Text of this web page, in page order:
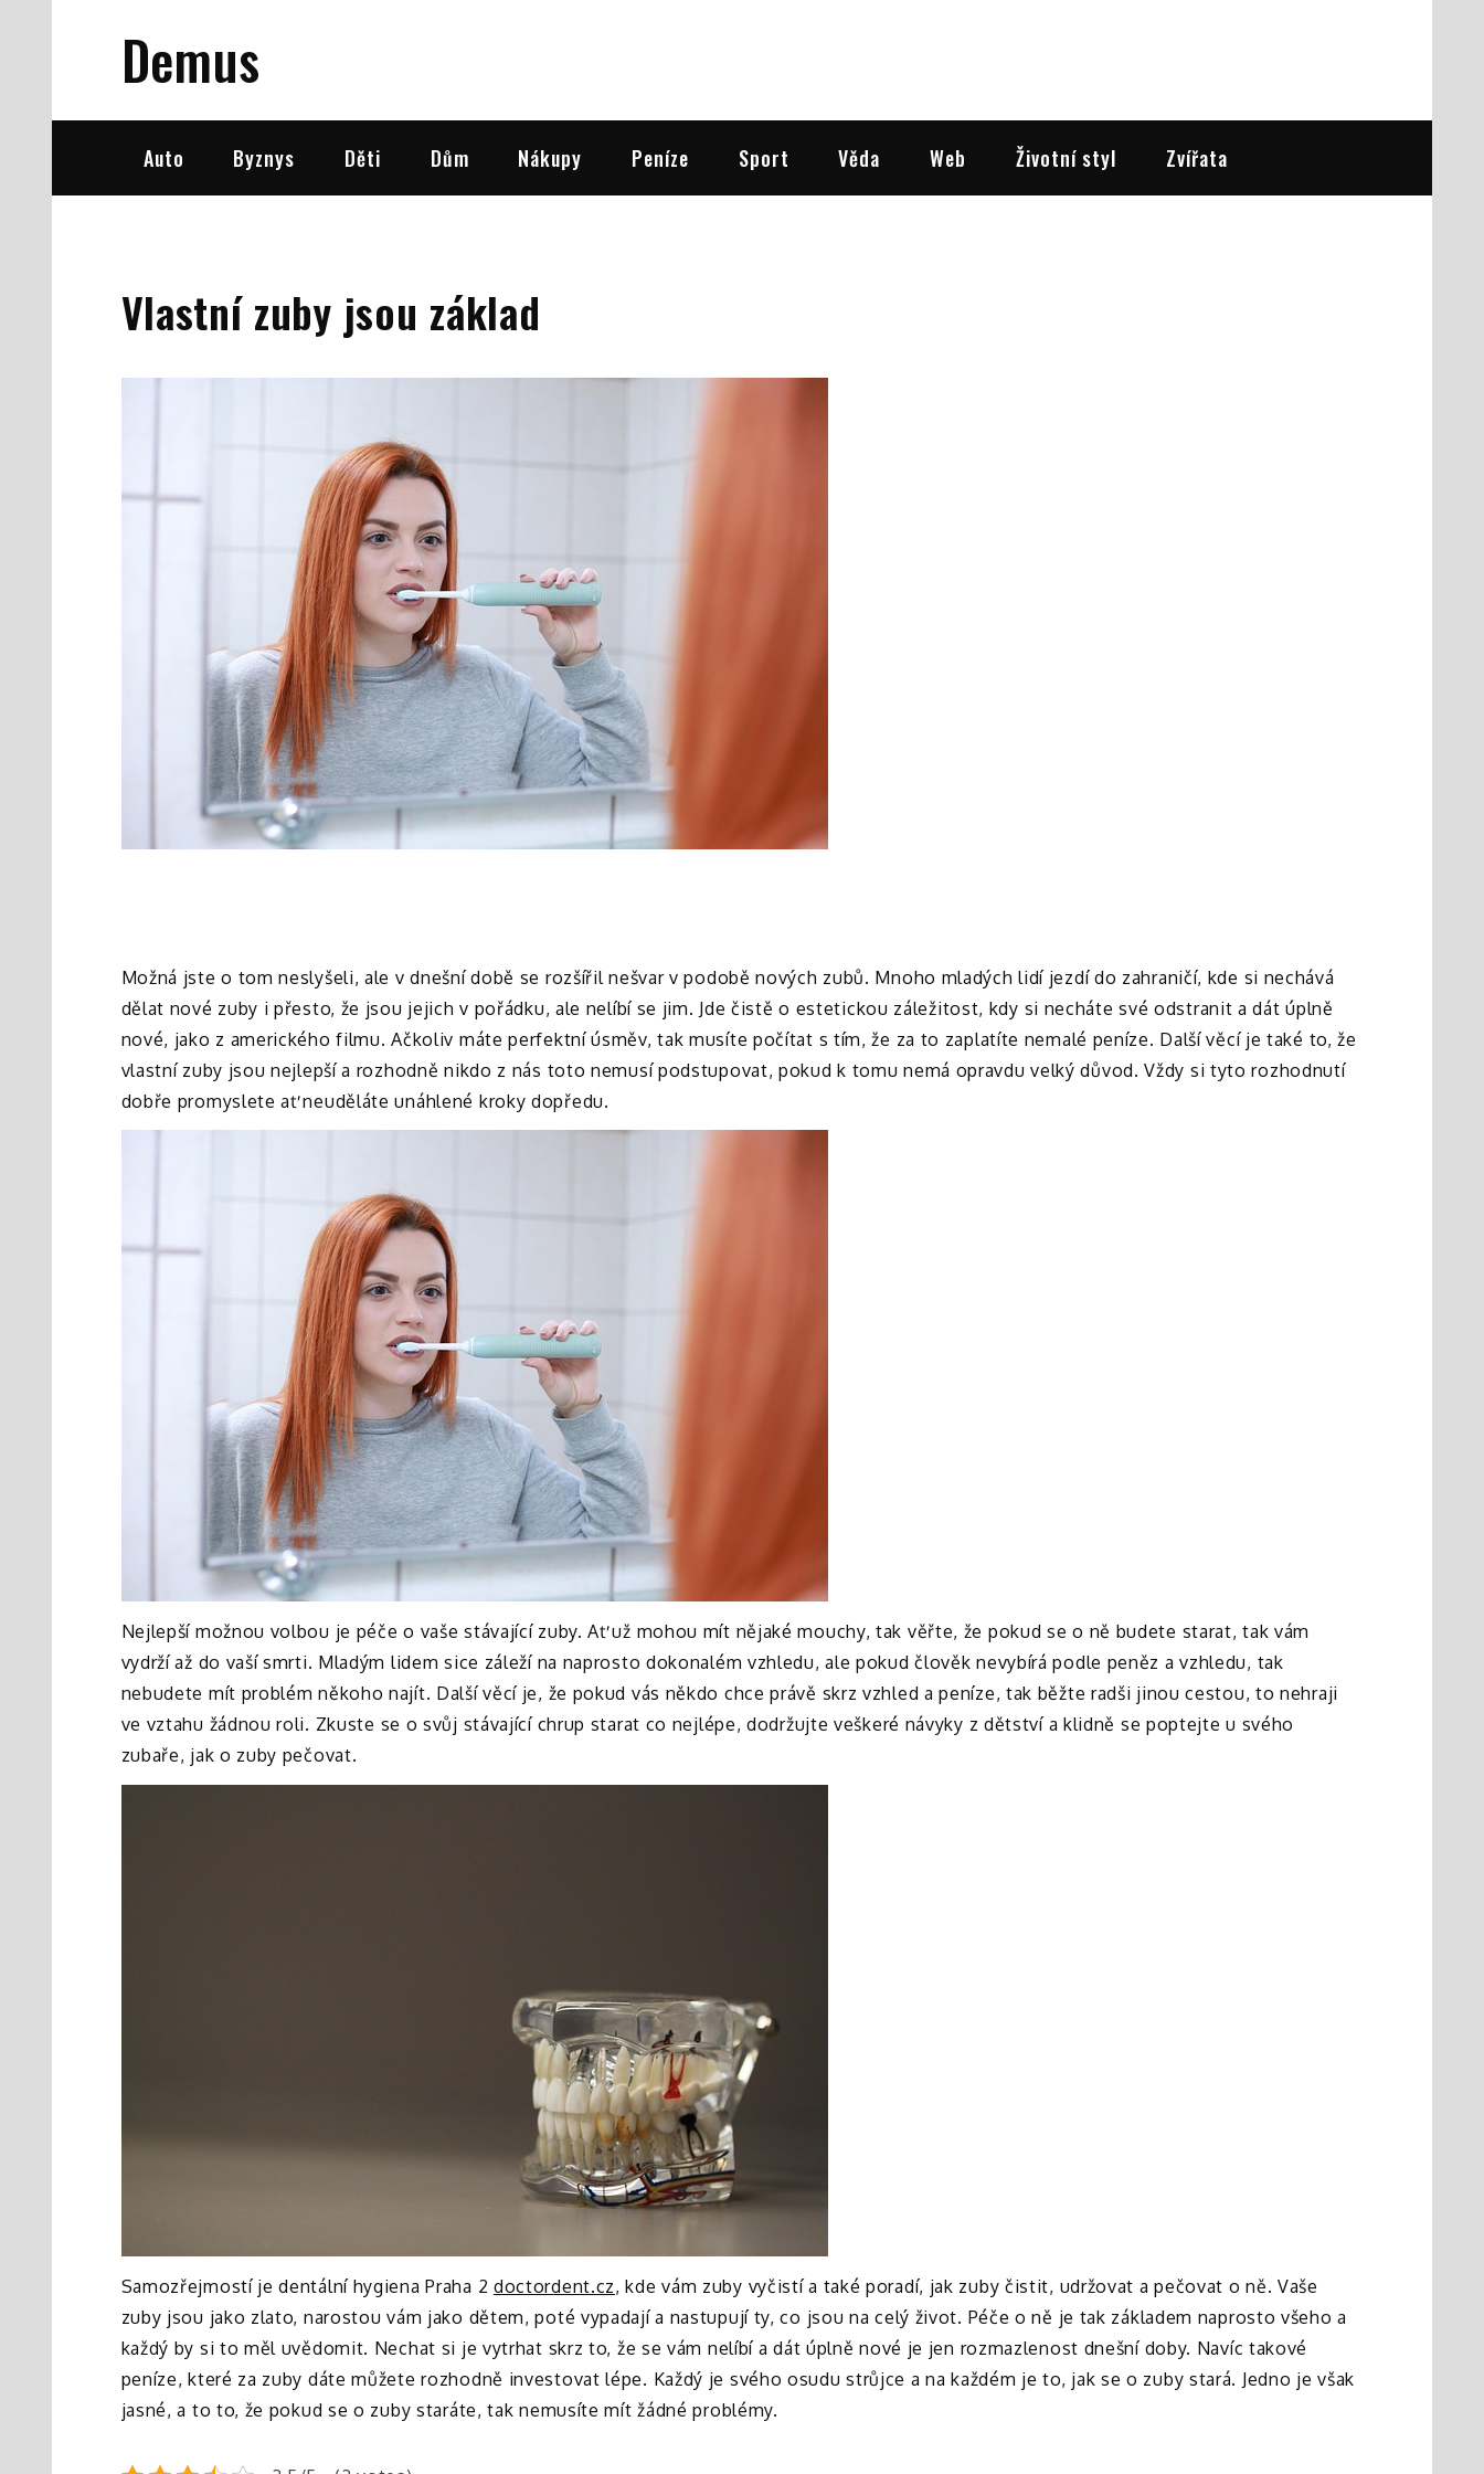
Demus
Auto Byznys Děti Dům Nákupy Peníze Sport Věda Web Životní styl Zvířata
Vlastní zuby jsou základ
Možná jste o tom neslyšeli, ale v dnešní době se rozšířil nešvar v podobě nových zubů. Mnoho mladých lidí jezdí do zahraničí, kde si nechává
dělat nové zuby i přesto, že jsou jejich v pořádku, ale nelíbí se jim. Jde čistě o estetickou záležitost, kdy si necháte své odstranit a dát úplně
nové, jako z amerického filmu. Ačkoliv máte perfektní úsměv, tak musíte počítat s tím, že za to zaplatíte nemalé peníze. Další věcí je také to, že
vlastní zuby jsou nejlepší a rozhodně nikdo z nás toto nemusí podstupovat, pokud k tomu nemá opravdu velký důvod. Vždy si tyto rozhodnutí
dobře promyslete ať neuděláte unáhlené kroky dopředu.
Nejlepší možnou volbou je péče o vaše stávající zuby. Ať už mohou mít nějaké mouchy, tak věřte, že pokud se o ně budete starat, tak vám
vydrží až do vaší smrti. Mladým lidem sice záleží na naprosto dokonalém vzhledu, ale pokud člověk nevybírá podle peněz a vzhledu, tak
nebudete mít problém někoho najít. Další věcí je, že pokud vás někdo chce právě skrz vzhled a peníze, tak běžte radši jinou cestou, to nehraji
ve vztahu žádnou roli. Zkuste se o svůj stávající chrup starat co nejlépe, dodržujte veškeré návyky z dětství a klidně se poptejte u svého
zubaře, jak o zuby pečovat.
Samozřejmostí je dentální hygiena Praha 2 doctordent.cz, kde vám zuby vyčistí a také poradí, jak zuby čistit, udržovat a pečovat o ně. Vaše
zuby jsou jako zlato, narostou vám jako dětem, poté vypadají a nastupují ty, co jsou na celý život. Péče o ně je tak základem naprosto všeho a
každý by si to měl uvědomit. Nechat si je vytrhat skrz to, že se vám nelíbí a dát úplně nové je jen rozmazlenost dnešní doby. Navíc takové
peníze, které za zuby dáte můžete rozhodně investovat lépe. Každý je svého osudu strůjce a na každém je to, jak se o zuby stará. Jedno je však
jasné, a to to, že pokud se o zuby staráte, tak nemusíte mít žádné problémy.